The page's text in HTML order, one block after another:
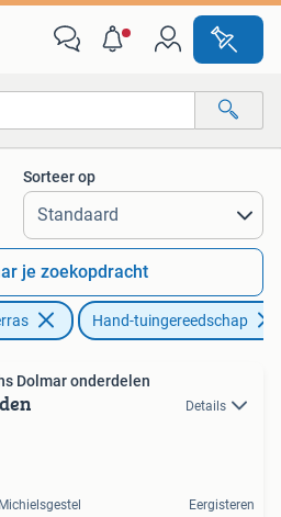
Sorteer op
je zoekopdracht
Hand-tuingereedschap
Dolmar onderdelen
Details
Eergisteren